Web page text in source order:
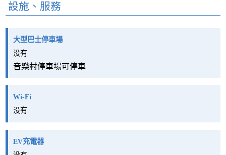
設施、服務
大型巴士停車場
没有
音樂村停車場可停車
Wi-Fi
没有
EV充電器